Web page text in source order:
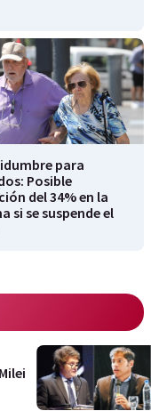
para
Posible
del 34% en la
si se suspende el